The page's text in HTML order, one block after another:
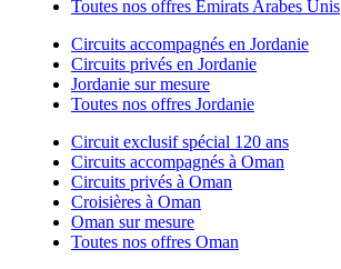
Toutes nos offres Emirats Arabes Unis
Circuits accompagnés en Jordanie
Circuits privés en Jordanie
Jordanie sur mesure
Toutes nos offres Jordanie
Circuit exclusif spécial 120 ans
Circuits accompagnés à Oman
Circuits privés à Oman
Croisières à Oman
Oman sur mesure
Toutes nos offres Oman